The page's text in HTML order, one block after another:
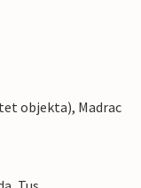
objekta), Madrac